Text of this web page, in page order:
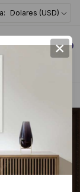
Dolares (USD)
0
×